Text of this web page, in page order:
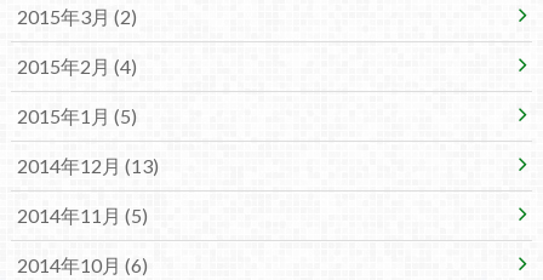
2015年3月 (2)
2015年2月 (4)
2015年1月 (5)
2014年12月 (13)
2014年11月 (5)
2014年10月 (6)